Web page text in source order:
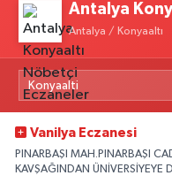
Antalya
Antalya / Konyaaltı
Vanilya Eczanesi
PINARBAŞI MAH.PINARBAŞI
KAVŞAĞINDAN ÜNİVERSİYEYE